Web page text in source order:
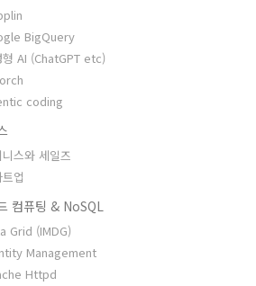
BigQuery
형 AI (ChatGPT etc)
coding
니스와 세일즈
업
컴퓨팅 & NoSQL
Grid (IMDG)
Management
Httpd